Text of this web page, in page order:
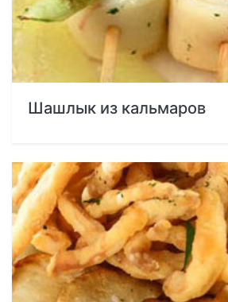
Шашлык из кальмаров